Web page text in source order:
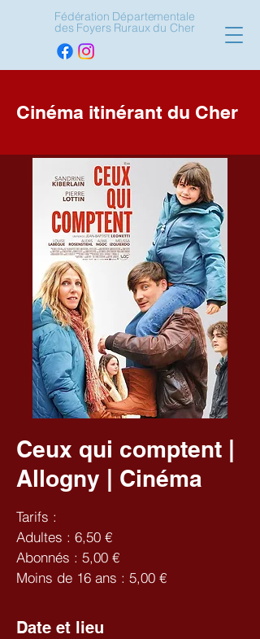
Fédération Départementale
des Foyers Ruraux du Cher
Cinéma itinérant du Cher
Ceux qui comptent |
Allogny | Cinéma
Tarifs :
Adultes : 6,50 €
Abonnés : 5,00 €
Moins de 16 ans : 5,00 €
Date et lieu